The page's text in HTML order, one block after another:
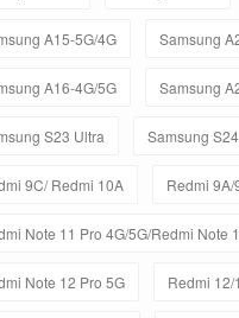
A15-5G/4G Samsung
A16-4G/5G Samsung
S23 Ultra Samsung
9C/ Redmi 10A Redmi 9A/
Note 11 Pro 4G/5G/Redmi Note
Note 12 Pro 5G Redmi 12/